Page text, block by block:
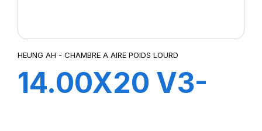
HEUNG AH - CHAMBRE A AIRE POIDS LOURD
14.00X20 V3-